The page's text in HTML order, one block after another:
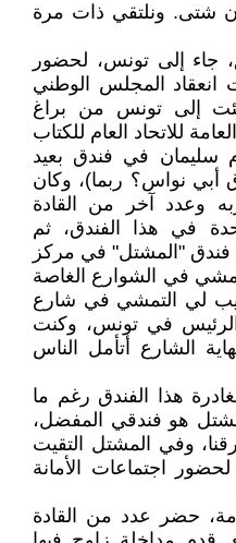
شتى. ونلتقي ذات مرة
جاء إلى تونس، لحضور
انعقاد المجلس الوطني
إلى تونس من براغ
للاتحاد العام للكتاب
سليمان في فندق بعيد
أبي نواس؟ ربما)، وكان
وعدد آخر من القادة
في هذا الفندق، ثم
فندق "المشتل" في مركز
في الشوارع الغاصة
لي التمشي في شارع
الرئيس في تونس، وكنت
الشارع أتأمل الناس
هذا الفندق رغم ما
هو فندقي المفضل،
وفي المشتل التقيت
اجتماعات الأمانة
حضر عدد من القادة